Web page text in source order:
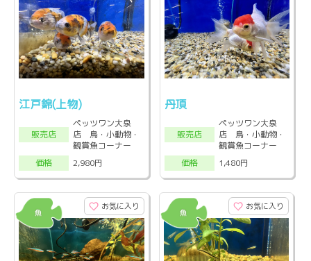
江戸錦(上物)
販売店
ペッツワン大泉
店 鳥・小動物・
観賞魚コーナー
価格
2,980円
丹頂
販売店
ペッツワン大泉
店 鳥・小動物・
観賞魚コーナー
価格
1,480円
お気に入り お気に入り